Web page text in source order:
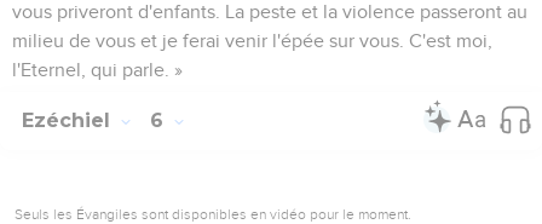
vous priveront d'enfants. La peste et la violence passeront au
milieu de vous et je ferai venir l'épée sur vous. C'est moi,
l'Eternel, qui parle. »
Ezéchiel 6
Seuls les Évangiles sont disponibles en vidéo pour le moment.